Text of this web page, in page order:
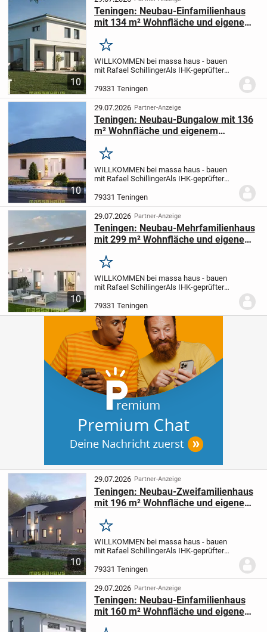
10
Teningen: Neubau-Einfamilienhaus
mit 134 m² Wohnfläche und eigenem
Merken
WILLKOMMEN bei massa haus - bauen
mit Rafael SchillingerAls IHK-geprüfter
persönlich von der Grundstücksfrage bis
zum Einzug. Gemeinsam bauen wir mit
einem der...
79331 Teningen
10
29.07.2026 Partner-Anzeige
Teningen: Neubau-Bungalow mit 136
m² Wohnfläche und eigenem
Merken
WILLKOMMEN bei massa haus - bauen
mit Rafael SchillingerAls IHK-geprüfter
persönlich von der Grundstücksfrage bis
zum Einzug. Gemeinsam bauen wir mit
einem der...
79331 Teningen
10
29.07.2026 Partner-Anzeige
Teningen: Neubau-Mehrfamilienhaus
mit 299 m² Wohnfläche und eigenem
Merken
WILLKOMMEN bei massa haus - bauen
mit Rafael SchillingerAls IHK-geprüfter
persönlich von der Grundstücksfrage bis
zum Einzug. Gemeinsam bauen wir mit
einem der...
79331 Teningen
10
29.07.2026 Partner-Anzeige
Teningen: Neubau-Zweifamilienhaus
mit 196 m² Wohnfläche und eigenem
Merken
WILLKOMMEN bei massa haus - bauen
mit Rafael SchillingerAls IHK-geprüfter
persönlich von der Grundstücksfrage bis
zum Einzug. Gemeinsam bauen wir mit
einem der...
79331 Teningen
29.07.2026 Partner-Anzeige
Teningen: Neubau-Einfamilienhaus
mit 160 m² Wohnfläche und eigenem